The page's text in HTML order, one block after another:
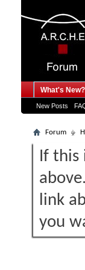
What's New?
New Posts
Forum
If this
link
you